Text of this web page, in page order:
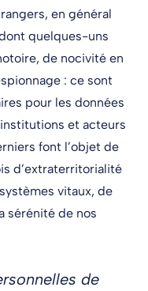
en général
quelques-uns
de nocivité en
: ce sont
pour les données
et acteurs
font l’objet de
d’extraterritorialité
vitaux, de
sérénité de nos
de